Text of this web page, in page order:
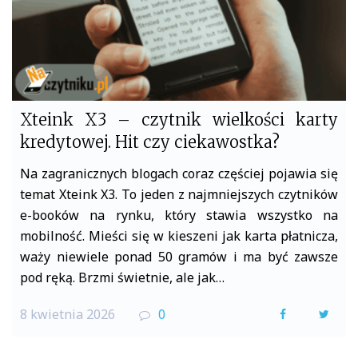
Xteink X3 – czytnik wielkości karty
kredytowej. Hit czy ciekawostka?
Na zagranicznych blogach coraz częściej pojawia się
temat Xteink X3. To jeden z najmniejszych czytników
e-booków na rynku, który stawia wszystko na
mobilność. Mieści się w kieszeni jak karta płatnicza,
waży niewiele ponad 50 gramów i ma być zawsze
pod ręką. Brzmi świetnie, ale jak…
8 kwietnia 2026 0
F